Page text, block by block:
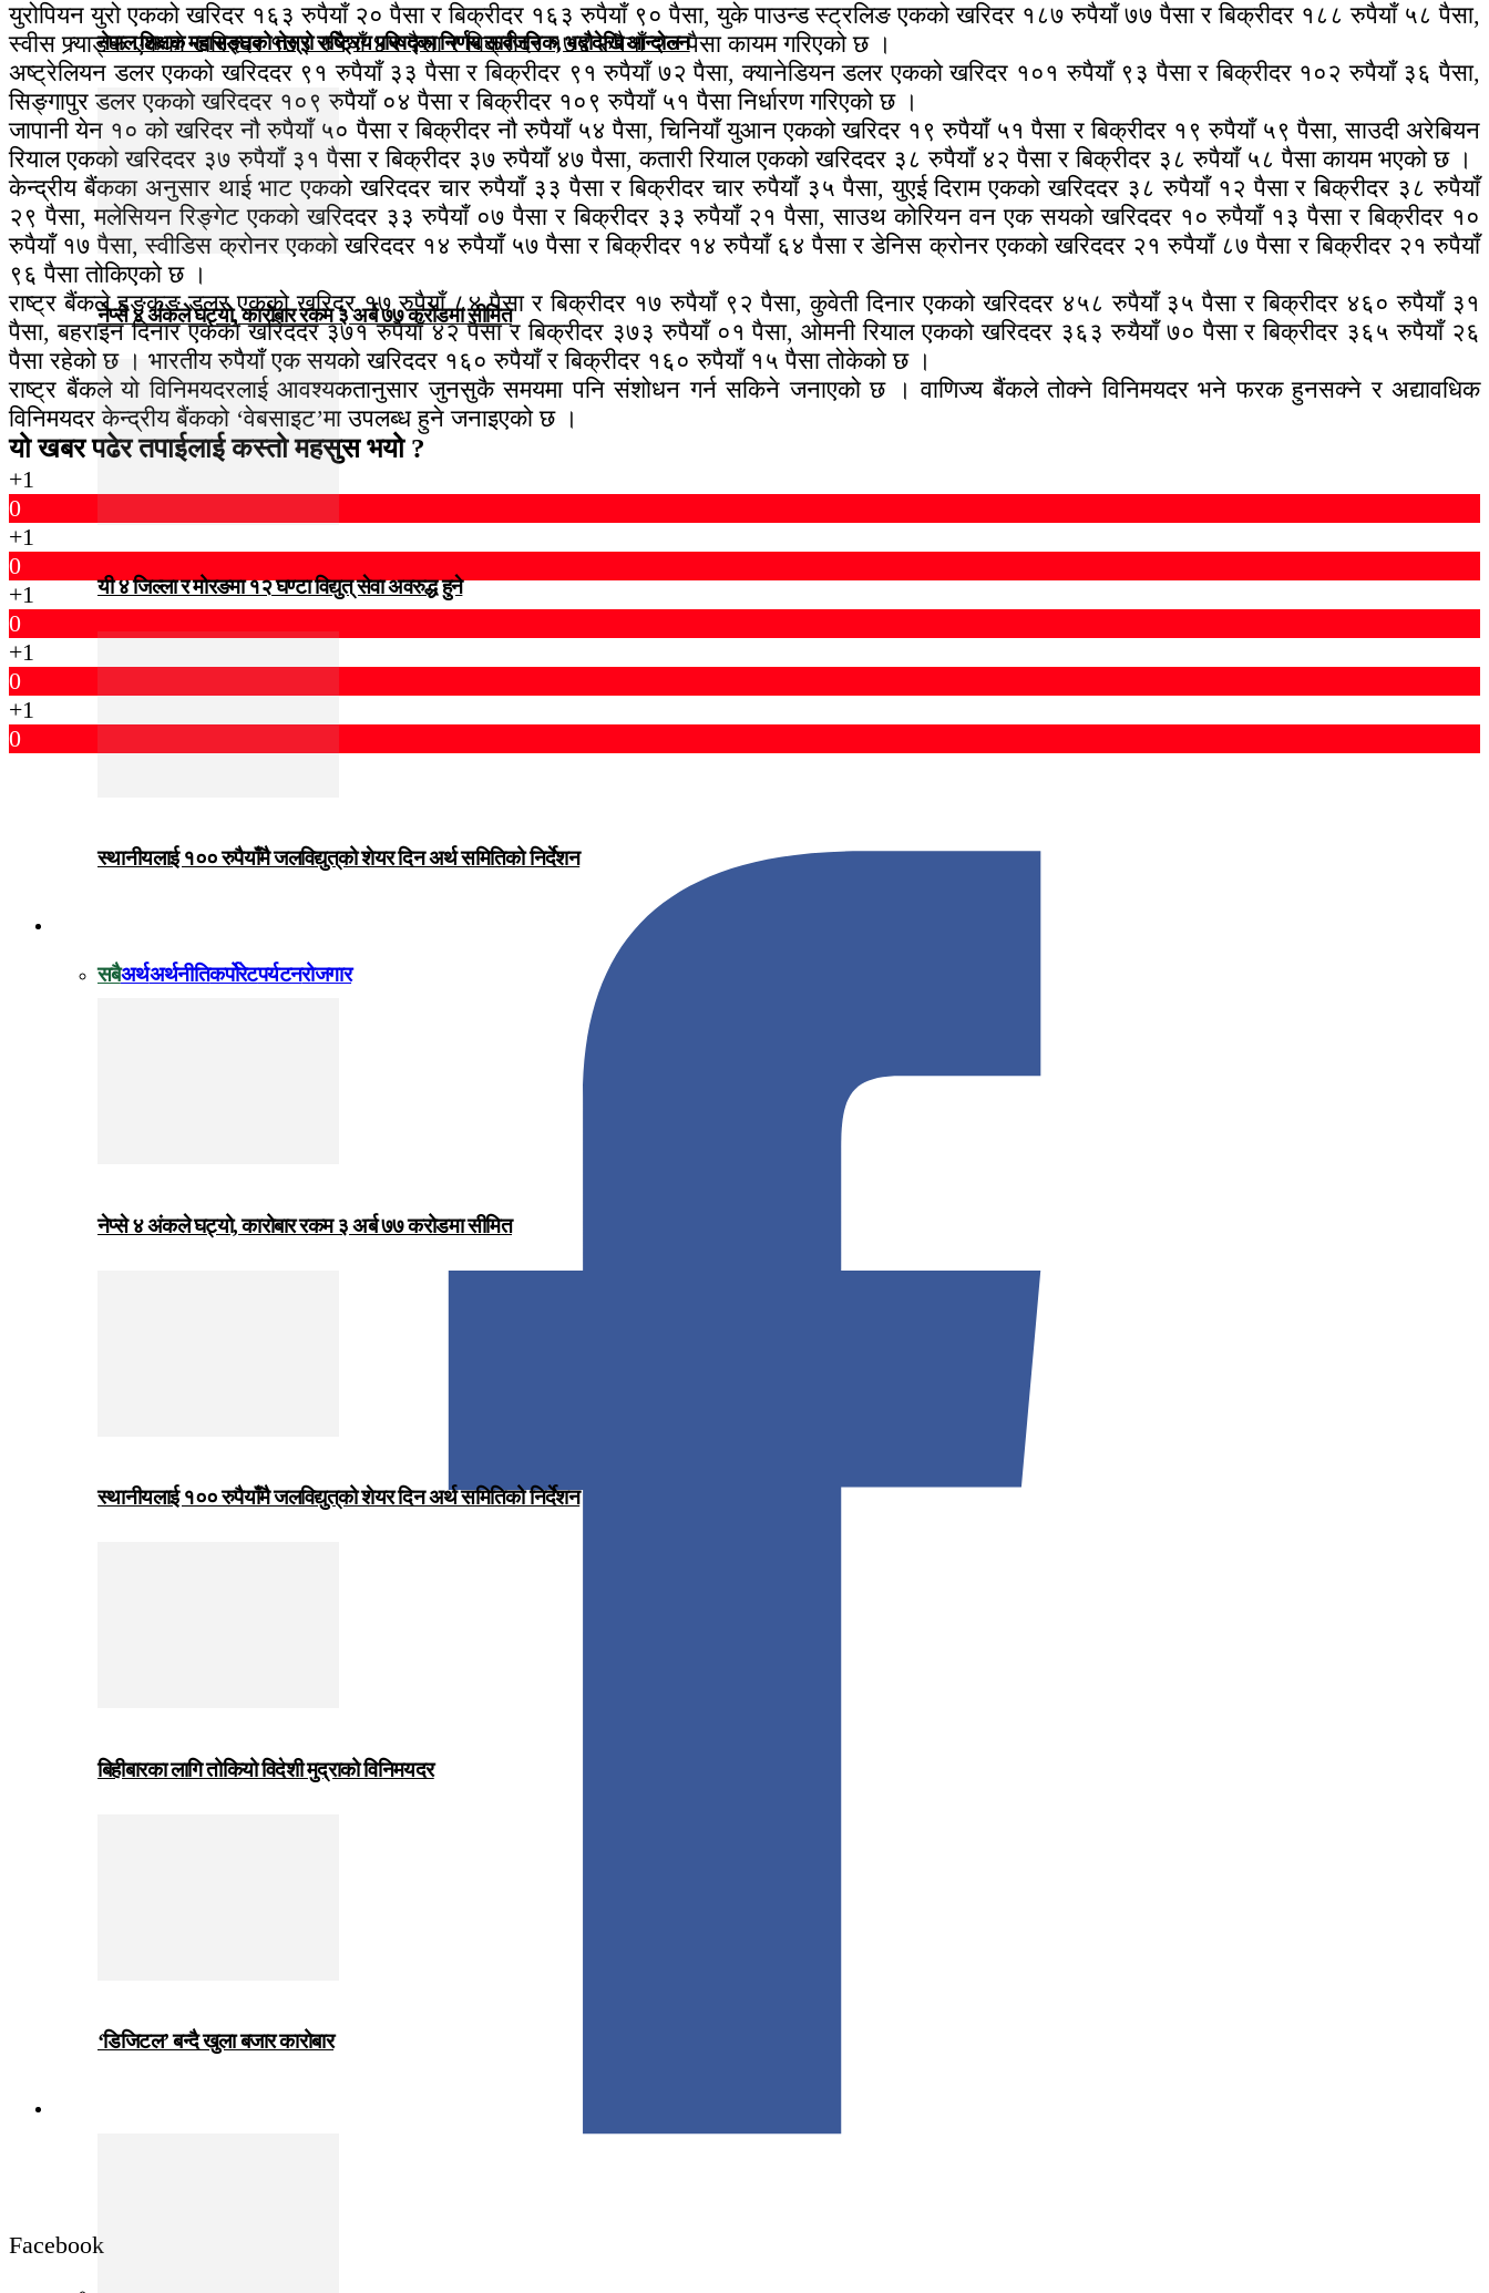
नेपाल शिक्षक महासङ्घको तेस्रो राष्ट्रिय परिषद्का निर्णय सार्वजनिक, भदाैदेखि आन्दाेलन
नेप्से ४ अंकले घट्यो, कारोबार रकम ३ अर्ब ७७ करोडमा सीमित
यी ४ जिल्ला र मोरङमा १२ घण्टा विद्युत् सेवा अवरुद्ध हुने
स्थानीयलाई १०० रुपैयाँमै जलविद्युत्‌को शेयर दिन अर्थ समितिको निर्देशन
सबैअर्थअर्थनीतिकर्पोरेटपर्यटनरोजगार
नेप्से ४ अंकले घट्यो, कारोबार रकम ३ अर्ब ७७ करोडमा सीमित
स्थानीयलाई १०० रुपैयाँमै जलविद्युत्‌को शेयर दिन अर्थ समितिको निर्देशन
बिहीबारका लागि तोकियो विदेशी मुद्राको विनिमयदर
‘डिजिटल’ बन्दै खुला बजार कारोबार
युरोपियन युरो एकको खरिदर १६३ रुपैयाँ २० पैसा र बिक्रीदर १६३ रुपैयाँ ९० पैसा, युके पाउन्ड स्ट्रलिङ एकको खरिदर १८७ रुपैयाँ ७७ पैसा र बिक्रीदर १८८ रुपैयाँ ५८ पैसा,
स्वीस फ्र्याङ्क एकको खरिददर १७३ रुपैयाँ ४५ पैसा र बिक्रीदर १७४ रुपैयाँ २० पैसा कायम गरिएको छ ।
अष्ट्रेलियन डलर एकको खरिददर ९१ रुपैयाँ ३३ पैसा र बिक्रीदर ९१ रुपैयाँ ७२ पैसा, क्यानेडियन डलर एकको खरिदर १०१ रुपैयाँ ९३ पैसा र बिक्रीदर १०२ रुपैयाँ ३६ पैसा,
सिङ्गापुर डलर एकको खरिददर १०९ रुपैयाँ ०४ पैसा र बिक्रीदर १०९ रुपैयाँ ५१ पैसा निर्धारण गरिएको छ ।
जापानी येन १० को खरिदर नौ रुपैयाँ ५० पैसा र बिक्रीदर नौ रुपैयाँ ५४ पैसा, चिनियाँ युआन एकको खरिदर १९ रुपैयाँ ५१ पैसा र बिक्रीदर १९ रुपैयाँ ५९ पैसा, साउदी अरेबियन
रियाल एकको खरिददर ३७ रुपैयाँ ३१ पैसा र बिक्रीदर ३७ रुपैयाँ ४७ पैसा, कतारी रियाल एकको खरिददर ३८ रुपैयाँ ४२ पैसा र बिक्रीदर ३८ रुपैयाँ ५८ पैसा कायम भएको छ ।
केन्द्रीय बैंकका अनुसार थाई भाट एकको खरिददर चार रुपैयाँ ३३ पैसा र बिक्रीदर चार रुपैयाँ ३५ पैसा, युएई दिराम एकको खरिददर ३८ रुपैयाँ १२ पैसा र बिक्रीदर ३८ रुपैयाँ
२९ पैसा, मलेसियन रिङ्गेट एकको खरिददर ३३ रुपैयाँ ०७ पैसा र बिक्रीदर ३३ रुपैयाँ २१ पैसा, साउथ कोरियन वन एक सयको खरिददर १० रुपैयाँ १३ पैसा र बिक्रीदर १०
रुपैयाँ १७ पैसा, स्वीडिस क्रोनर एकको खरिददर १४ रुपैयाँ ५७ पैसा र बिक्रीदर १४ रुपैयाँ ६४ पैसा र डेनिस क्रोनर एकको खरिददर २१ रुपैयाँ ८७ पैसा र बिक्रीदर २१ रुपैयाँ
९६ पैसा तोकिएको छ ।
राष्ट्र बैंकले हङकङ डलर एकको खरिदर १७ रुपैयाँ ८४ पैसा र बिक्रीदर १७ रुपैयाँ ९२ पैसा, कुवेती दिनार एकको खरिददर ४५८ रुपैयाँ ३५ पैसा र बिक्रीदर ४६० रुपैयाँ ३१
पैसा, बहराइन दिनार एकको खरिददर ३७१ रुपैयाँ ४२ पैसा र बिक्रीदर ३७३ रुपैयाँ ०१ पैसा, ओमनी रियाल एकको खरिददर ३६३ रुयैयाँ ७० पैसा र बिक्रीदर ३६५ रुपैयाँ २६
पैसा रहेको छ । भारतीय रुपैयाँ एक सयको खरिददर १६० रुपैयाँ र बिक्रीदर १६० रुपैयाँ १५ पैसा तोकेको छ ।
राष्ट्र बैंकले यो विनिमयदरलाई आवश्यकतानुसार जुनसुकै समयमा पनि संशोधन गर्न सकिने जनाएको छ । वाणिज्य बैंकले तोक्ने विनिमयदर भने फरक हुनसक्ने र अद्यावधिक
विनिमयदर केन्द्रीय बैंकको ‘वेबसाइट’मा उपलब्ध हुने जनाइएको छ ।
यो खबर पढेर तपाईलाई कस्तो महसुस भयो ?
+1
0
+1
0
+1
0
+1
0
+1
0
Facebook